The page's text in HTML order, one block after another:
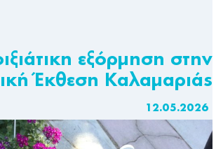
εξόρμηση στην
Έκθεση Καλαμαριάς
12.05.2026